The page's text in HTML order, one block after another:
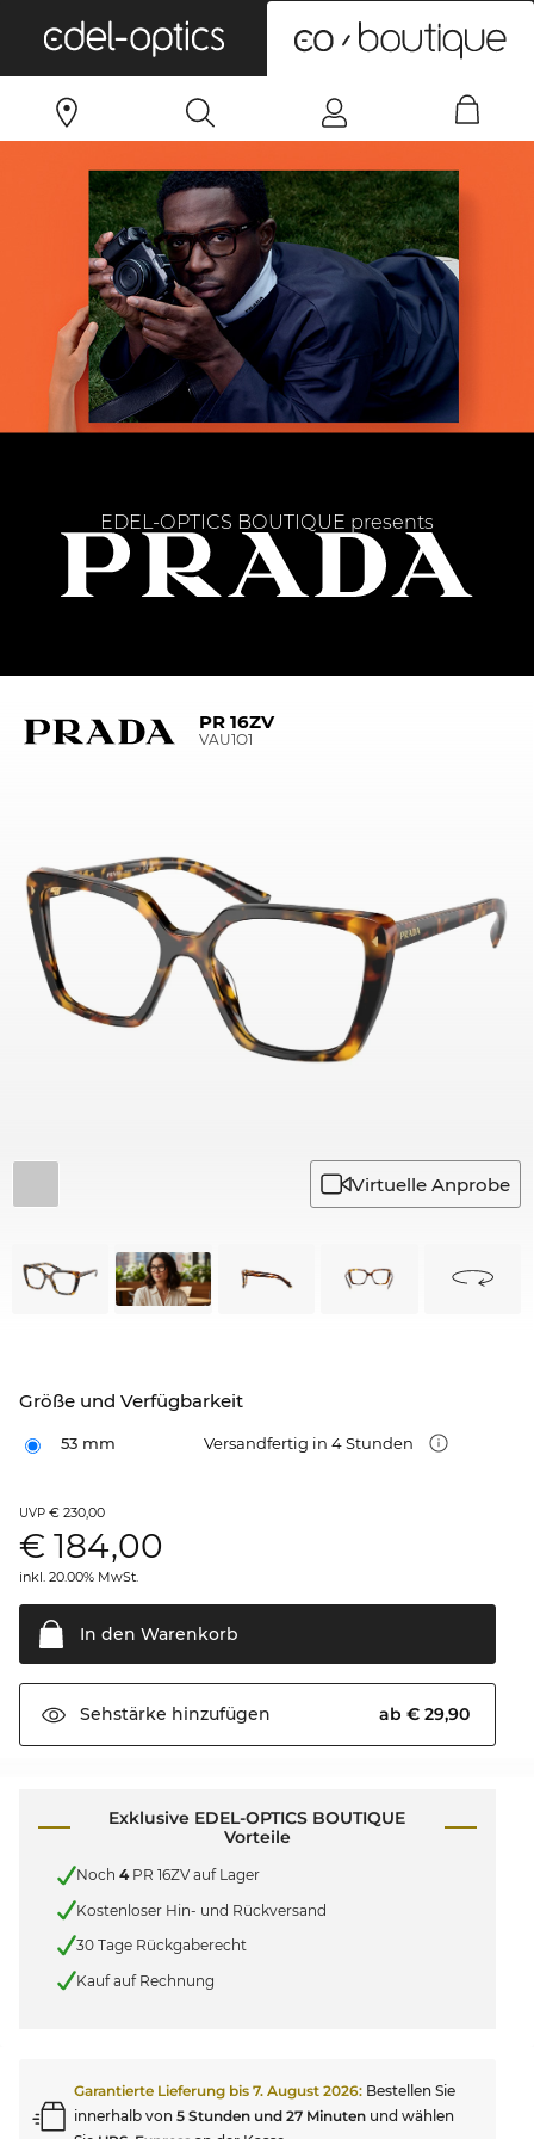
EDEL-OPTICS BOUTIQUE presents
PR 16ZV
VAU1O1
Virtuelle Anprobe
Größe und Verfügbarkeit
53 mm Versandfertig in 4 Stunden
UVP € 230,00
€ 184,00
inkl. 20.00% MwSt.
In den Warenkorb
Sehstärke hinzufügen ab € 29,90
Exklusive EDEL-OPTICS BOUTIQUE
Vorteile
Noch 4PR 16ZV auf Lager
Kostenloser Hin- und Rückversand
30 Tage Rückgaberecht
Kauf auf Rechnung
Garantierte Lieferung bis 7. August 2026: Bestellen Sie
innerhalb von 5 Stunden und 27 Minuten und wählen